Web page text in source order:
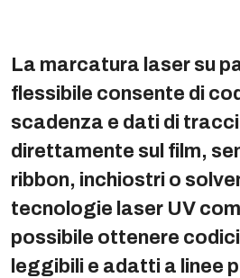
La marcatura laser su
flessibile consente di
scadenza e dati di
direttamente sul film,
ribbon, inchiostri o
tecnologie laser UV
possibile ottenere
leggibili e adatti a linee